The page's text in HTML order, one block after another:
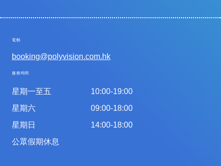
電郵
booking@polyvision.com.hk
服務時間
星期一至五
星期六
星期日
公眾假期休息
10:00-19:00
09:00-18:00
14:00-18:00